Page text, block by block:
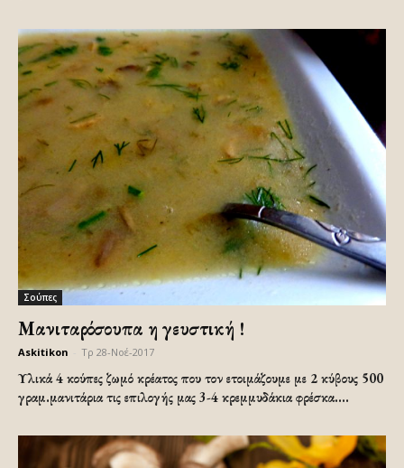
Σούπες
Μανιταρόσουπα η γευστική !
Askitikon Τρ 28-Νοέ-2017
Υλικά 4 κούπες ζωμό κρέατος που τον ετοιμάζουμε με 2 κύβους 500
γραμ.μανιτάρια τις επιλογής μας 3-4 κρεμμυδάκια φρέσκα....